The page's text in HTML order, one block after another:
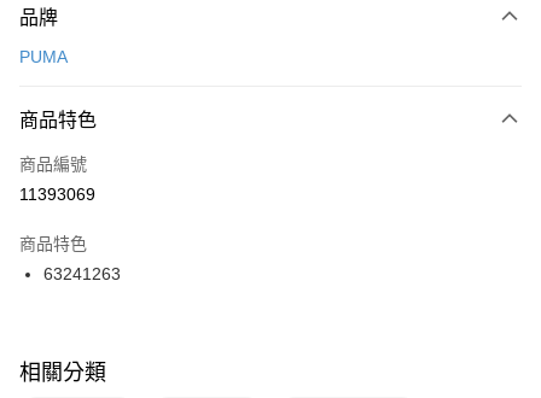
台灣樂天信用卡公司
【關於「AFTEE先享後付」】
便利好安心！
３．安心：先確認商品／服務後，再付款。
【「AFTEE先享後付」結帳流程】
１．於結帳方式選擇「AFTEE先享後付」後，將跳轉至「AFTEE先享後付」
２．訂單成立數日內，您將收到繳費通知簡訊。
３．收到繳費通知簡訊後14天內，點擊此簡訊中的連結，可透過四大超商／
ATM／網路銀行／等多元方式進行付款，方視為交易完成。
※ 交易是否成功請以「AFTEE先享後付 」之結帳頁面顯示為準，若有關於
是否繳費成功／繳費後需取消欲退款等相關疑問，請聯繫「AFTEE先享後付
運送方式
每筆NT$100，滿NT$1,500(含以上)免運費
宅配
每筆NT$100，滿NT$1,500(含以上)免運費
付款後門市自取
每筆NT$100，滿NT$1,500(含以上)免運費
品牌
PUMA
商品特色
商品編號
11393069
商品特色
63241263
相關分類